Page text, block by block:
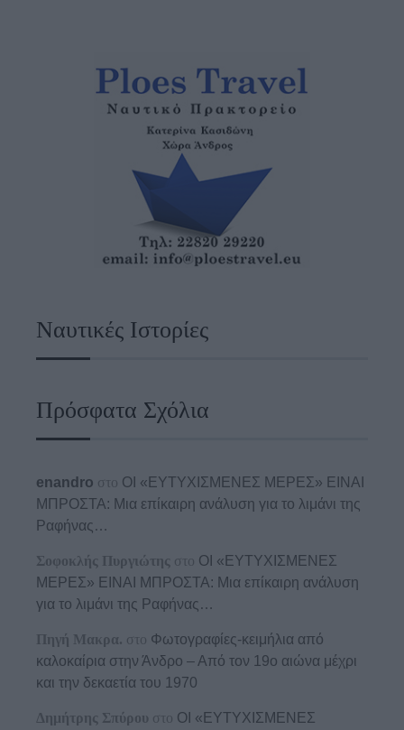
Ναυτικές Ιστορίες
Πρόσφατα Σχόλια
enandro στο ΟΙ «ΕΥΤΥΧΙΣΜΕΝΕΣ ΜΕΡΕΣ» ΕΙΝΑΙ
ΜΠΡΟΣΤΑ: Μια επίκαιρη ανάλυση για το λιμάνι της
Ραφήνας…
Σοφοκλής Πυργιώτης στο ΟΙ «ΕΥΤΥΧΙΣΜΕΝΕΣ
ΜΕΡΕΣ» ΕΙΝΑΙ ΜΠΡΟΣΤΑ: Μια επίκαιρη ανάλυση
για το λιμάνι της Ραφήνας…
Πηγή Μακρα. στο Φωτογραφίες-κειμήλια από
καλοκαίρια στην Άνδρο – Από τον 19ο αιώνα μέχρι
και την δεκαετία του 1970
Δημήτρης Σπύρου στο ΟΙ «ΕΥΤΥΧΙΣΜΕΝΕΣ